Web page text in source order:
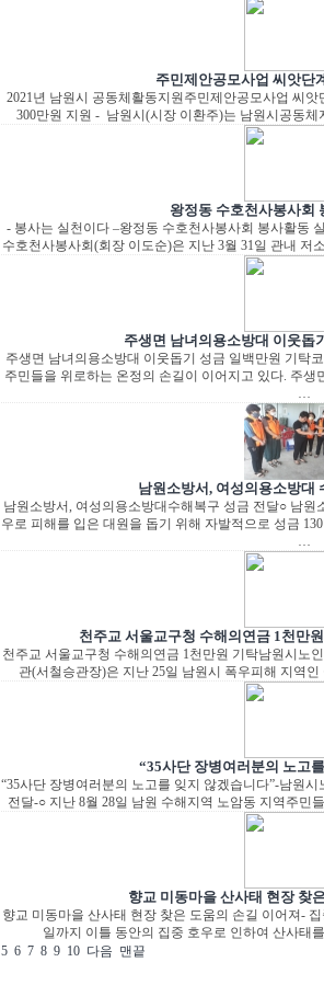
주민제안공모사업 씨앗단
2021년 남원시 공동체활동지원주민제안공모사업 씨
300만원 지원 - 남원시(시장 이환주)는 남원시공동
왕정동 수호천사봉사회
- 봉사는 실천이다 –왕정동 수호천사봉사회 봉사활동
수호천사봉사회(회장 이도순)은 지난 3월 31일 관내
주생면 남녀의용소방대 이웃돕
주생면 남녀의용소방대 이웃돕기 성금 일백만원 기탁
주민들을 위로하는 온정의 손길이 이어지고 있다. 주
…
남원소방서, 여성의용소방대
남원소방서, 여성의용소방대수해복구 성금 전달○ 남
우로 피해를 입은 대원을 돕기 위해 자발적으로 성금
…
천주교 서울교구청 수해의연금 1천만
천주교 서울교구청 수해의연금 1천만원 기탁남원시노
관(서철승관장)은 지난 25일 남원시 폭우피해 지역
“35사단 장병여러분의 노고
“35사단 장병여러분의 노고를 잊지 않겠습니다”-남원
전달-○ 지난 8월 28일 남원 수해지역 노암동 지역주
향교 미동마을 산사태 현장 찾
향교 미동마을 산사태 현장 찾은 도움의 손길 이어져-
일까지 이틀 동안의 집중 호우로 인하여 산사태
5 6 7 8 9 10 다음 맨끝